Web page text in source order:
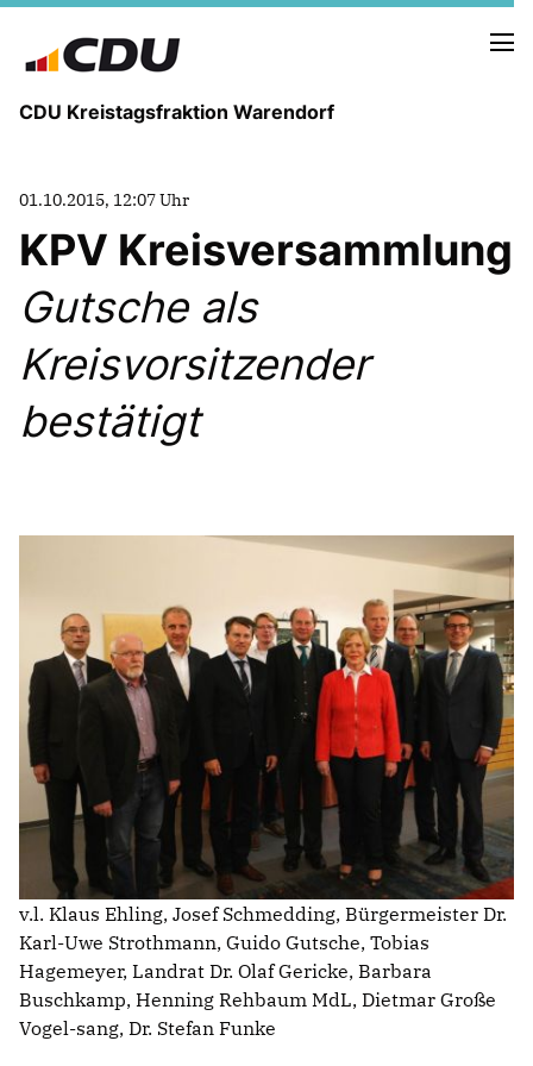
CDU Kreistagsfraktion Warendorf
PRESSE U. NEUIGKEITEN
REDEN UND ANTRÄGE
FRAKTIONSVORSTAND
MITGLIEDER DER CDU-FRAKTION
AUSSCHUSS FÜR BILDUNG, INTEGRATION, KULTUR UND
FINANZAUSSCHUSS
KREISAUSSCHUSS
KREISWAHLAUSSCHUSS
POLIZEIBEIRAT
RECHNUNGSPRÜFUNG
AUSSCHUSS FÜR SOZIALES UND GESUNDHEIT
WAHLPRÜFUNGSAUSSCHUSS
AUSSCHUSS FÜR UMWELT, KLIMASCHUTZ, MOBILITÄT
UND PLANUNG
AUSSCHUSS FÜR DIGITALISIERUNG
AUSSCHUSS FÜR ÖFFENTLICHE ORDNUNG UND
BEVÖLKERUNGSSCHUTZ
AUSSCHUSS FÜR ARBEIT, WIRTSCHAFT UND
GLEICHSTELLUNG
01.10.2015, 12:07 Uhr
KPV Kreisversammlung
Gutsche als
Kreisvorsitzender
bestätigt
v.l. Klaus Ehling, Josef Schmedding, Bürgermeister Dr.
Karl-Uwe Strothmann, Guido Gutsche, Tobias
Hagemeyer, Landrat Dr. Olaf Gericke, Barbara
Buschkamp, Henning Rehbaum MdL, Dietmar Große
Vogel-sang, Dr. Stefan Funke